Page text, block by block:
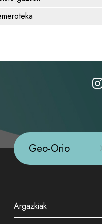
Geo-Orio
Argazkiak